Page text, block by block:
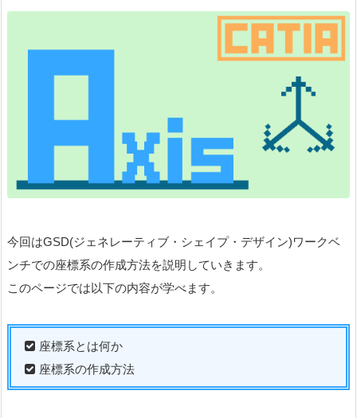
今回はGSD(ジェネレーティブ・シェイプ・デザイン)ワークベ
ンチでの座標系の作成方法を説明していきます。
このページでは以下の内容が学べます。
座標系とは何か
座標系の作成方法